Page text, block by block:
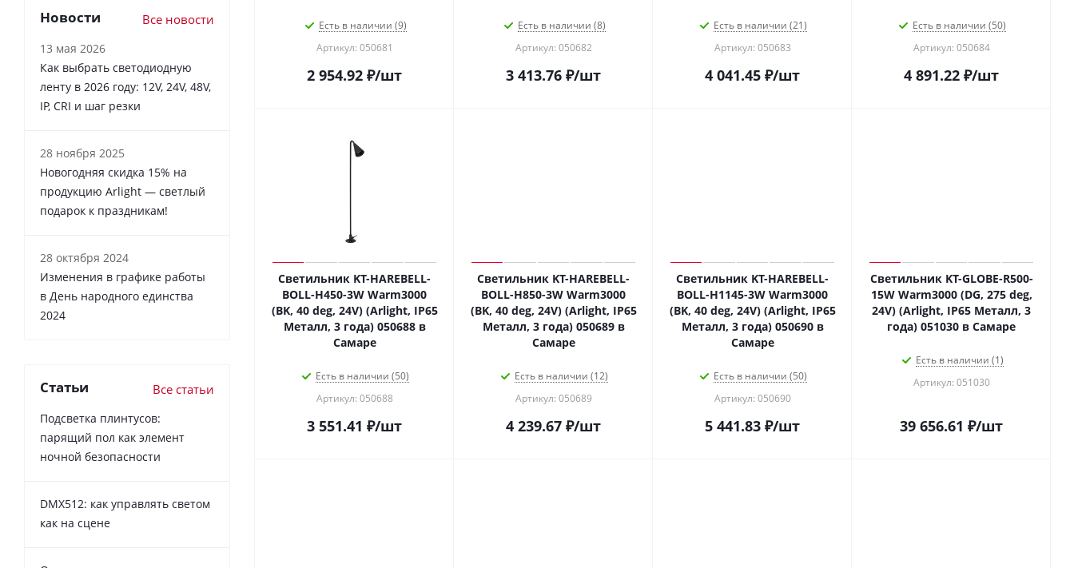
Есть в наличии (9)
Артикул: 050681
2 954.92 ₽/шт
Есть в наличии (8)
Артикул: 050682
3 413.76 ₽/шт
Есть в наличии (21)
Артикул: 050683
4 041.45 ₽/шт
Есть в наличии (50)
Артикул: 050684
4 891.22 ₽/шт
Светильник KT-HAREBELL-
BOLL-H450-3W Warm3000
(BK, 40 deg, 24V) (Arlight, IP65
Металл, 3 года) 050688 в
Самаре
Есть в наличии (50)
Артикул: 050688
3 551.41 ₽/шт
Светильник KT-HAREBELL-
BOLL-H850-3W Warm3000
(BK, 40 deg, 24V) (Arlight, IP65
Металл, 3 года) 050689 в
Самаре
Есть в наличии (12)
Артикул: 050689
4 239.67 ₽/шт
Светильник KT-HAREBELL-
BOLL-H1145-3W Warm3000
(BK, 40 deg, 24V) (Arlight, IP65
Металл, 3 года) 050690 в
Самаре
Есть в наличии (50)
Артикул: 050690
5 441.83 ₽/шт
Светильник KT-GLOBE-R500-
15W Warm3000 (DG, 275 deg,
24V) (Arlight, IP65 Металл, 3
года) 051030 в Самаре
Есть в наличии (1)
Артикул: 051030
39 656.61 ₽/шт
Новости Все новости
13 мая 2026
Как выбрать светодиодную
ленту в 2026 году: 12V, 24V, 48V,
IP, CRI и шаг резки
28 ноября 2025
Новогодняя скидка 15% на
продукцию Arlight — светлый
подарок к праздникам!
28 октября 2024
Изменения в графике работы
в День народного единства
2024
Статьи Все статьи
Подсветка плинтусов:
парящий пол как элемент
ночной безопасности
DMX512: как управлять светом
как на сцене